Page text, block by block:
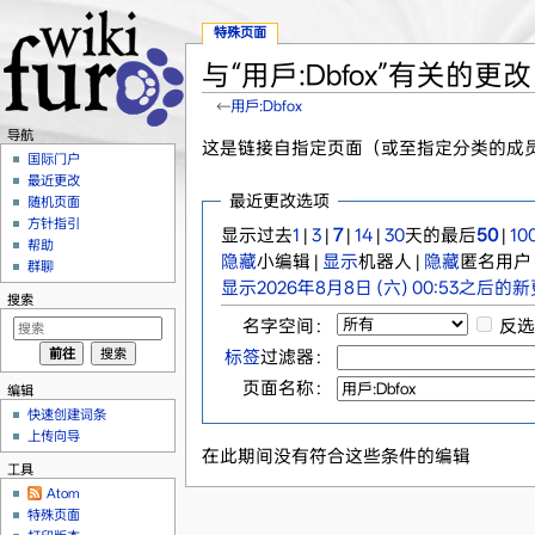
与“用戶:Dbfox”有关的更改
←用戶:Dbfox
这是链接自指定页面（或至指定分类的成
最近更改选项
显示过去1 | 3| 7| 14| 30天的最后50|
隐藏小编辑 | 显示机器人 | 隐藏匿名用
显示2026年8月8日 (六) 00:53之后的新
名字空间：
反选
标签过滤器：
页面名称：
在此期间没有符合这些条件的编辑
特殊页面
导航
国际门户
最近更改
随机页面
方针指引
帮助
群聊
搜索
编辑
快速创建词条
上传向导
工具
Atom
特殊页面